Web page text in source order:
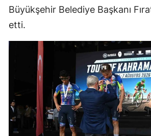
Büyükşehir Belediye Başkanı
etti.